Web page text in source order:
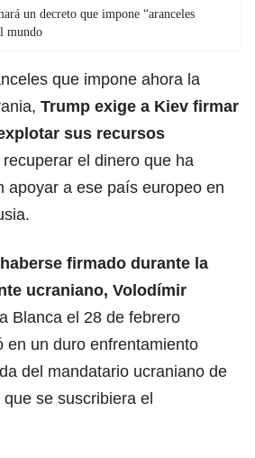
un decreto que impone “aranceles
mundo
que impone ahora la
Trump exige a Kiev firmar
sus recursos
el dinero que ha
apoyar a ese país europeo en
firmado durante la
ucraniano, Volodímir
Blanca el 28 de febrero
en un duro enfrentamiento
del mandatario ucraniano de
se suscribiera el